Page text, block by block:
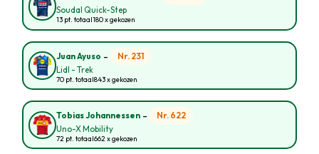
Soudal Quick-Step
13 pt. totaal180 x gekozen
Juan Ayuso - Nr. 231
Lidl - Trek
70 pt. totaal843 x gekozen
Tobias Johannessen - Nr. 622
Uno-X Mobility
72 pt. totaal662 x gekozen